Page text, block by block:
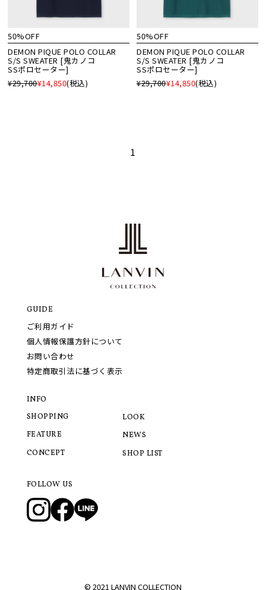
50%OFF
DEMON PIQUE POLO COLLAR
S/S SWEATER [鬼カノコ
SSポロセーター]
¥29,700¥14,850(税込)
50%OFF
DEMON PIQUE POLO COLLAR
S/S SWEATER [鬼カノコ
SSポロセーター]
¥29,700¥14,850(税込)
1
GUIDE
ご利用ガイド
個人情報保護方針について
お問い合わせ
特定商取引法に基づく表示
INFO
SHOPPING
FEATURE
CONCEPT
LOOK
NEWS
SHOP LIST
FOLLOW US
© 2021 LANVIN COLLECTION